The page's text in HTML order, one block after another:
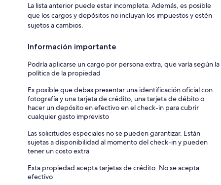
La lista anterior puede estar incompleta. Además, es posible
que los cargos y depósitos no incluyan los impuestos y estén
sujetos a cambios.
Información importante
Podría aplicarse un cargo por persona extra, que varía según la
política de la propiedad
Es posible que debas presentar una identificación oficial con
fotografía y una tarjeta de crédito, una tarjeta de débito o
hacer un depósito en efectivo en el check-in para cubrir
cualquier gasto imprevisto
Las solicitudes especiales no se pueden garantizar. Están
sujetas a disponibilidad al momento del check-in y pueden
tener un costo extra
Esta propiedad acepta tarjetas de crédito. No se acepta
efectivo